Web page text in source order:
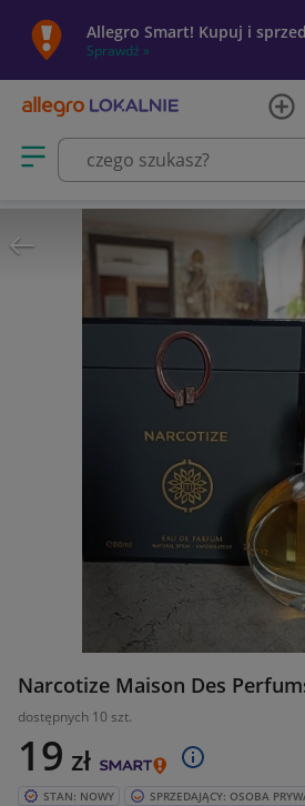
Allegro Smart! Kupuj i
Sprawdź »
Otwórz menu z kategoriami
Narcotize Maison Des
dostępnych 10 szt.
19 zł
STAN: NOWY SPRZEDAJĄCY: OSOBA